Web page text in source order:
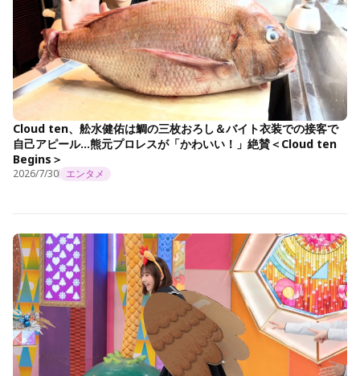
Cloud ten、舩水健佑は鯛の三枚おろし＆バイト衣装での接客で
自己アピール…熊元プロレスが「かわいい！」絶賛＜Cloud ten
Begins＞
2026/7/30 エンタメ